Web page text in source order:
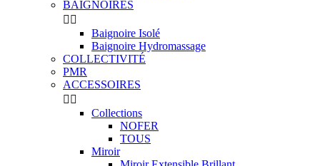
BAIGNOIRES
 
Baignoire Isolé
Baignoire Hydromassage
COLLECTIVITÉ
PMR
ACCESSOIRES
 
Collections
NOFER
TOUS
Miroir